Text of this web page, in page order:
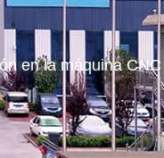
en la máquina